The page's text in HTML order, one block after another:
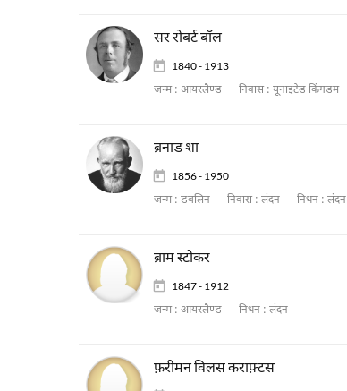
सर रोबर्ट बॉल
1840 - 1913
जन्म : आयरलैण्ड निवास : यूनाइटेड किंगडम
ब्रनाड शा
1856 - 1950
जन्म : डबलिन निवास : लंदन निधन : लंदन
ब्राम स्टोकर
1847 - 1912
जन्म : आयरलैण्ड निधन : लंदन
फ़रीमन विलस कराफ़्टस